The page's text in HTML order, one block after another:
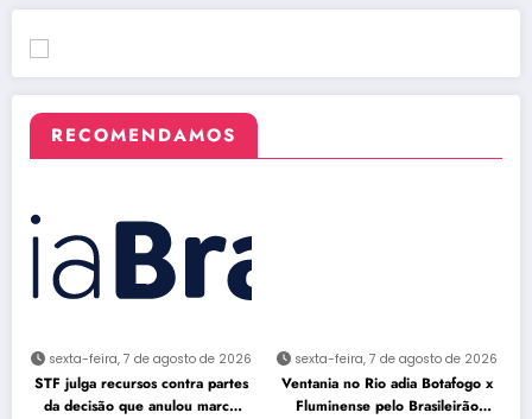
RECOMENDAMOS
sexta-feira, 7 de agosto de 2026
STF julga recursos contra partes
da decisão que anulou marco
sexta-feira, 7 de agosto de 2026
Ventania no Rio adia Botafogo x
Fluminense pelo Brasileirão